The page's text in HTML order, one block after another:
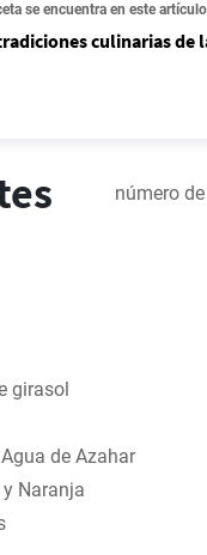
se encuentra en este artículo
culinarias de
número
girasol
de Azahar
Naranja